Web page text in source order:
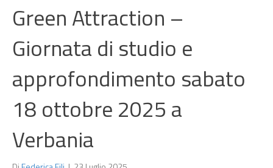
Green Attraction –
Giornata di studio e
approfondimento sabato
18 ottobre 2025 a
Verbania